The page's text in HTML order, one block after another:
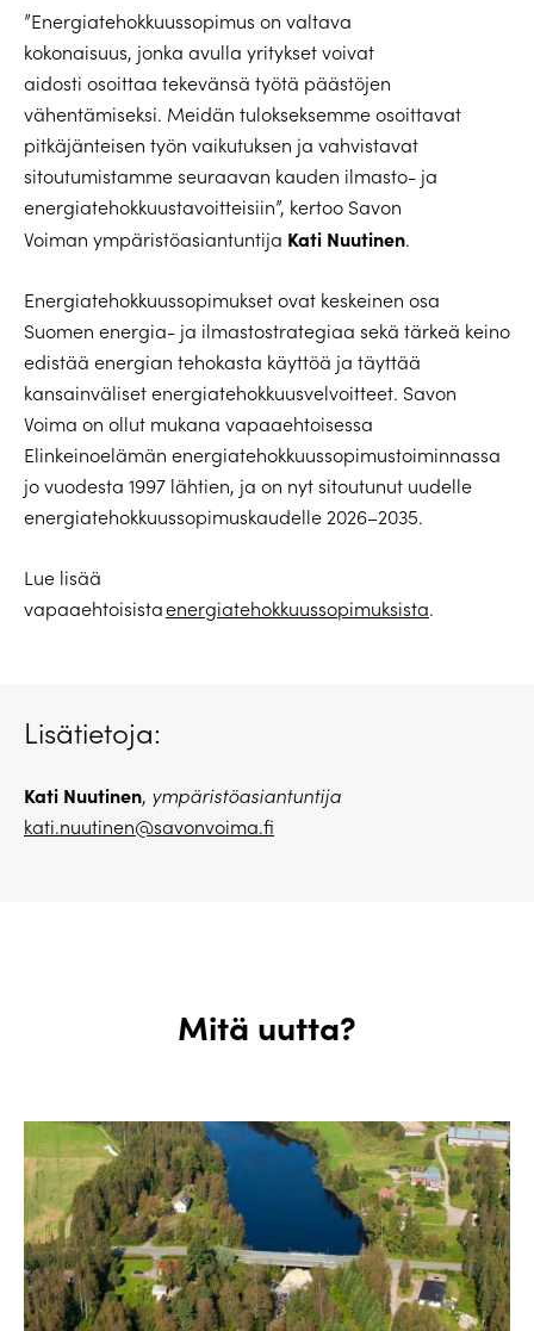
”Energiatehokkuussopimus on valtava
kokonaisuus, jonka avulla yritykset voivat
aidosti osoittaa tekevänsä työtä päästöjen
vähentämiseksi. Meidän tulokseksemme osoittavat
pitkäjänteisen työn vaikutuksen ja vahvistavat
sitoutumistamme seuraavan kauden ilmasto- ja
energiatehokkuustavoitteisiin”, kertoo Savon
Voiman ympäristöasiantuntija Kati Nuutinen.
Energiatehokkuussopimukset ovat keskeinen osa
Suomen energia- ja ilmastostrategiaa sekä tärkeä keino
edistää energian tehokasta käyttöä ja täyttää
kansainväliset energiatehokkuusvelvoitteet. Savon
Voima on ollut mukana vapaaehtoisessa
Elinkeinoelämän energiatehokkuussopimustoiminnassa
jo vuodesta 1997 lähtien, ja on nyt sitoutunut uudelle
energiatehokkuussopimuskaudelle 2026–2035.
Lue lisää
vapaaehtoisistaenergiatehokkuussopimuksista.
Lisätietoja:
Kati Nuutinen, ympäristöasiantuntija
kati.nuutinen@savonvoima.fi
Mitä uutta?